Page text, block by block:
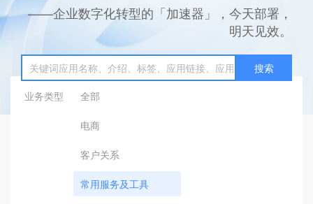
——企业数字化转型的「加速器」，今天部署，
明天见效。
搜索
业务类型
全部
电商
客户关系
常用服务及工具